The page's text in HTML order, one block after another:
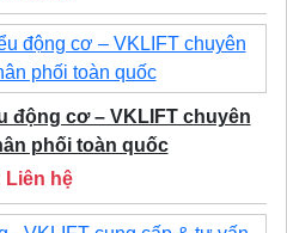
động cơ – VKLIFT chuyên
phối toàn quốc
Liên hệ